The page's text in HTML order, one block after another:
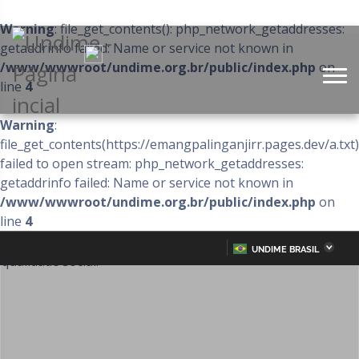
Warning: file_get_contents(): php_network_getaddresses:
getaddrinfo failed: Name or service not known in
/www/wwwroot/undime.org.br/public/index.php on
line 4
Warning:
file_get_contents(https://emangpalinganjirr.pages.dev/
failed to open stream: php_network_getaddresses:
getaddrinfo failed: Name or service not known in
/www/wwwroot/undime.org.br/public/index.php on
line 4
UNDIME BRASIL